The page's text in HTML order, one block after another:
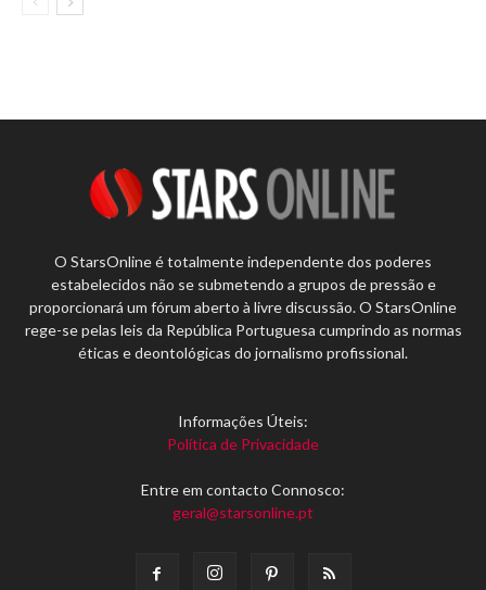
O StarsOnline é totalmente independente dos poderes
estabelecidos não se submetendo a grupos de pressão e
proporcionará um fórum aberto à livre discussão. O StarsOnline
rege-se pelas leis da República Portuguesa cumprindo as normas
éticas e deontológicas do jornalismo profissional.
Informações Úteis:
Política de Privacidade
Entre em contacto Connosco:
geral@starsonline.pt